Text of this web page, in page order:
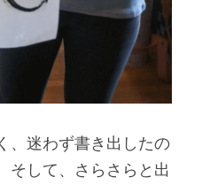
、迷わず書き出したの
そして、さらさらと出